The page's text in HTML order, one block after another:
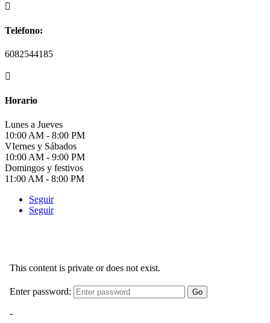

Teléfono:
6082544185

Horario
Lunes a Jueves
10:00 AM - 8:00 PM
VIernes y Sábados
10:00 AM - 9:00 PM
Domingos y festivos
11:00 AM - 8:00 PM
Seguir
Seguir